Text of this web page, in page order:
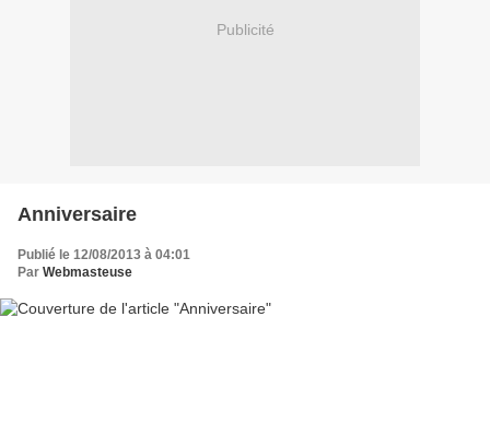
Publicité
Anniversaire
Publié le 12/08/2013 à 04:01
Par Webmasteuse